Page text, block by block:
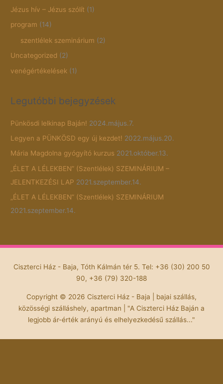
Jézus hív – Jézus szólít (1)
program (14)
szentlélek szeminárium (2)
Uncategorized (2)
venégértékelések (1)
Legutóbbi bejegyzések
Pünkösdi lelkinap Baján! 2024.május.7.
Legyen a PÜNKÖSD egy új kezdet! 2022.május.20.
Mária Magdolna gyógyító kurzus 2021.október.13.
„ÉLET A LÉLEKBEN” (Szentlélek) SZEMINÁRIUM –
JELENTKEZÉSI LAP 2021.szeptember.14.
„ÉLET A LÉLEKBEN” (Szentlélek) SZEMINÁRIUM
2021.szeptember.14.
Ciszterci Ház - Baja, Tóth Kálmán tér 5. Tel: +36 (30) 200 50
90, +36 (79) 320-188
Copyright © 2026 Ciszterci Ház - Baja | bajai szállás,
közösségi szálláshely, apartman | "A Ciszterci Ház Baján a
legjobb ár-érték arányú és elhelyezkedésű szállás..."